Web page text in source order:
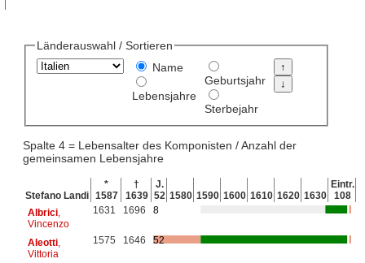
Länderauswahl / Sortieren
Name
Lebensjahre
Geburtsjahr
Sterbejahr
Spalte 4 = Lebensalter des Komponisten / Anzahl der
gemeinsamen Lebensjahre
Stefano Landi
*
1587
†
1639
J.
52 1580 1590 1600 1610 1620 1630
Eintr.
108
Albrici,
Vincenzo
1631 1696 8
Aleotti,
Vittoria
1575 1646 52